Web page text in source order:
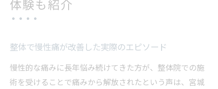
体験も紹介
整体で慢性痛が改善した実際のエピソード
慢性的な痛みに長年悩み続けてきた方が、整体院での施
術を受けることで痛みから解放されたという声は、宮城